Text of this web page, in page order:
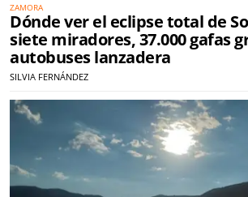
ZAMORA
Dónde ver el eclipse total de
siete miradores, 37.000 gafas
autobuses lanzadera
SILVIA FERNÁNDEZ